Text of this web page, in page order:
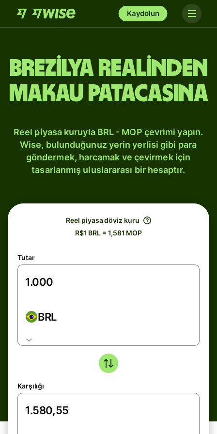
Kaydolun
Brezilya realinden
Makau patacasına
Reel piyasa kuruyla BRL - MOP çevrimi yapın.
Wise, bulunduğunuz yerin yerlisi gibi para
göndermek, harcamak ve çevirmek için
tasarlanmış uluslararası bir hesaptır.
Reel piyasa döviz kuru
R$1 BRL = 1,581 MOP
Tutar
BRL
Karşılığı